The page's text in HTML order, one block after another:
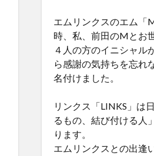
エムリンクスのエム「
時、私、前田のMとお
４人の方のイニシャル
ら感謝の気持ちを忘れ
名付けました。
リンクス「LINKS」は
るもの、結び付ける人
ります。
エムリンクスとの出逢